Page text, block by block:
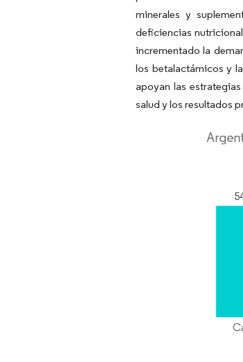
minerales y
deficiencias
incrementado la
los betalactámicos y
apoyan las
salud y los resultados